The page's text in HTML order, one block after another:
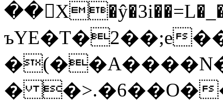
ъYE�T�2��;e
� �>.�6��O�